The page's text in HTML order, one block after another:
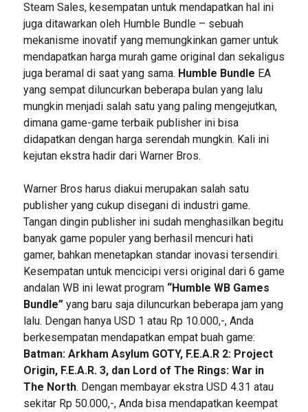
Steam Sales, kesempatan untuk mendapatkan hal ini
juga ditawarkan oleh Humble Bundle – sebuah
mekanisme inovatif yang memungkinkan gamer untuk
mendapatkan harga murah game original dan sekaligus
juga beramal di saat yang sama. Humble Bundle EA
yang sempat diluncurkan beberapa bulan yang lalu
mungkin menjadi salah satu yang paling mengejutkan,
dimana game-game terbaik publisher ini bisa
didapatkan dengan harga serendah mungkin. Kali ini
kejutan ekstra hadir dari Warner Bros.
Warner Bros harus diakui merupakan salah satu
publisher yang cukup disegani di industri game.
Tangan dingin publisher ini sudah menghasilkan begitu
banyak game populer yang berhasil mencuri hati
gamer, bahkan menetapkan standar inovasi tersendiri.
Kesempatan untuk mencicipi versi original dari 6 game
andalan WB ini lewat program“Humble WB Games
Bundle”yang baru saja diluncurkan beberapa jam yang
lalu. Dengan hanya USD 1 atau Rp 10.000,-, Anda
berkesempatan mendapatkan empat buah game:
Batman: Arkham Asylum GOTY, F.E.A.R 2: Project
Origin, F.E.A.R. 3, dan Lord of The Rings: War in
The North. Dengan membayar ekstra USD 4.31 atau
sekitar Rp 50.000,-, Anda bisa mendapatkan keempat